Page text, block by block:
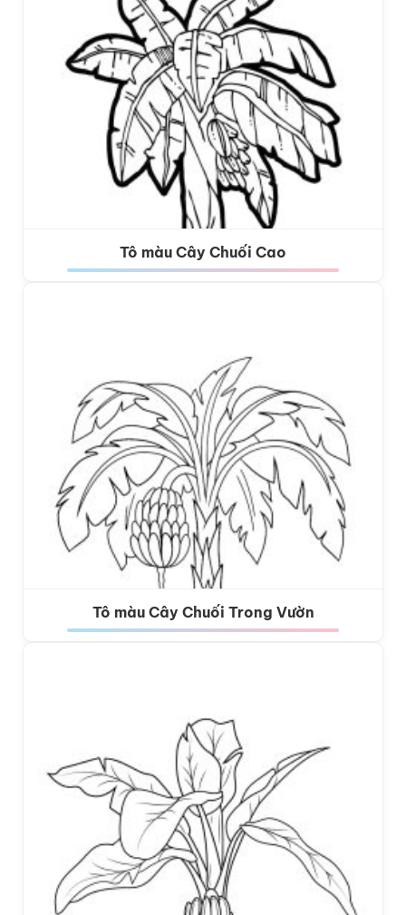
Tô màu Cây Chuối Cao
Tô màu Cây Chuối Trong Vườn